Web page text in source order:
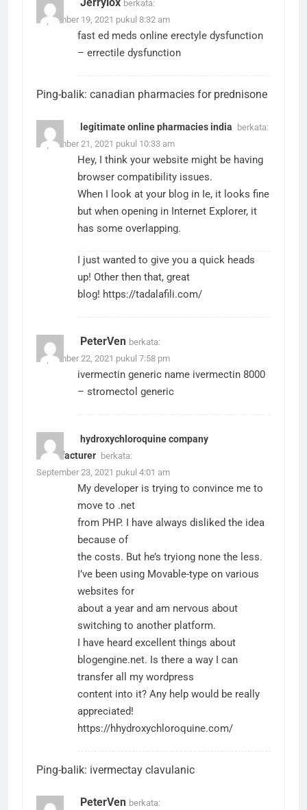
berkata:
September 19, 2021 pukul 8:32 am
fast ed meds online erectyle dysfunction
– errectile dysfunction
Ping-balik: canadian pharmacies for prednisone
legitimate online pharmacies india
berkata:
September 21, 2021 pukul 10:33 am
Hey, I think your website might be having
browser compatibility issues.
When I look at your blog in Ie, it looks fine
but when opening in Internet Explorer, it
has some overlapping.
I just wanted to give you a quick heads
up! Other then that, great
blog! https://tadalafili.com/
PeterVen berkata:
September 22, 2021 pukul 7:58 pm
ivermectin generic name ivermectin 8000
– stromectol generic
hydroxychloroquine company
manufacturer berkata:
September 23, 2021 pukul 4:01 am
My developer is trying to convince me to
move to .net
from PHP. I have always disliked the idea
because of
the costs. But he’s tryiong none the less.
I’ve been using Movable-type on various
websites for
about a year and am nervous about
switching to another platform.
I have heard excellent things about
blogengine.net. Is there a way I can
transfer all my wordpress
content into it? Any help would be really
appreciated!
https://hhydroxychloroquine.com/
Ping-balik: ivermectay clavulanic
PeterVen berkata: